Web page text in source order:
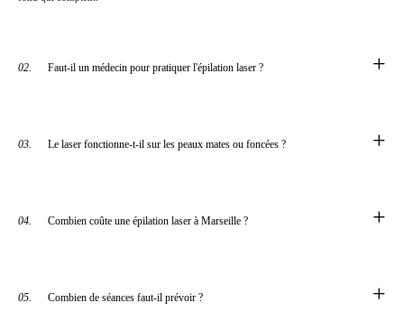
02. Faut-il un médecin pour pratiquer l'épilation laser ? +
03. Le laser fonctionne-t-il sur les peaux mates ou foncées ? +
04. Combien coûte une épilation laser à Marseille ? +
05. Combien de séances faut-il prévoir ? +